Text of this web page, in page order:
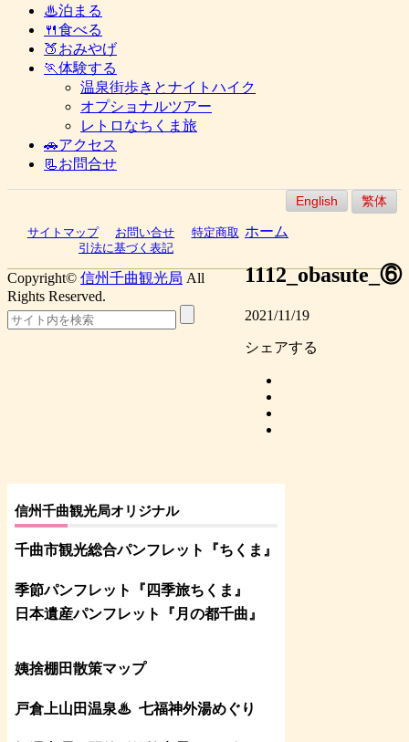
♨泊まる
🍴食べる
🍑おみやげ
🏃体験する
温泉街歩きとナイトハイク
オプショナルツアー
レトロなちくま旅
🚗アクセス
📃お問合せ
English 繁体
ホーム
1112_obasute_⑥
2021/11/19
シェアする
信州千曲観光局オリジナル
千曲市観光総合パンフレット 『ちくま 』
季節パンフレット『四季旅ちくま』
日本遺産パンフレット
『月の都千曲 』
姨捨棚田散策マップ
戸倉上山田温泉♨ 七福神外湯めぐり
サイトマップ お問い合せ
特定商取
引法に基づく表記
Copyright© 信州千曲観光局 All
Rights Reserved.